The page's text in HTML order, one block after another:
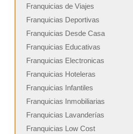
Franquicias de Viajes
Franquicias Deportivas
Franquicias Desde Casa
Franquicias Educativas
Franquicias Electronicas
Franquicias Hoteleras
Franquicias Infantiles
Franquicias Inmobiliarias
Franquicias Lavanderías
Franquicias Low Cost